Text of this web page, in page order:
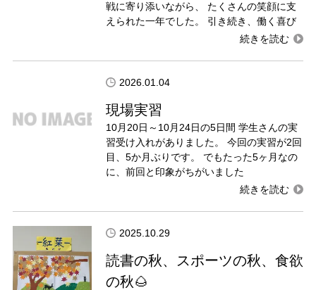
戦に寄り添いながら、 たくさんの笑顔に支
えられた一年でした。 引き続き、働く喜び
2026.01.04
現場実習
10月20日～10月24日の5日間 学生さんの実
習受け入れがありました。 今回の実習が2回
目、5か月ぶりです。 でもたった5ヶ月なの
に、前回と印象がちがいました
2025.10.29
読書の秋、スポーツの秋、食欲
の秋🌰